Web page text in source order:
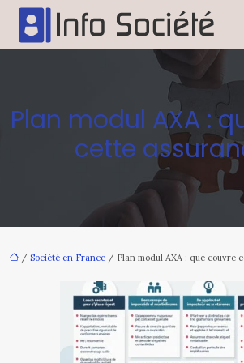
Plan modul AXA :
cette
/ Société en France / Plan modul AXA : que couvre